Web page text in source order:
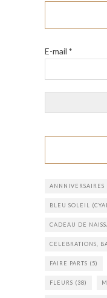
E-mail *
ANNNIVERSAIRES
BLEU SOLEIL
CADEAU DE
CELEBRATIONS,
FAIRE PARTS (5)
FLEURS (38)